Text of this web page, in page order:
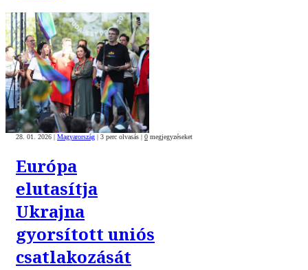
28. 01. 2026 | Magyarország | 3 perc olvasás | 0 megjegyzéseket
Európa
elutasítja
Ukrajna
gyorsított uniós
csatlakozását